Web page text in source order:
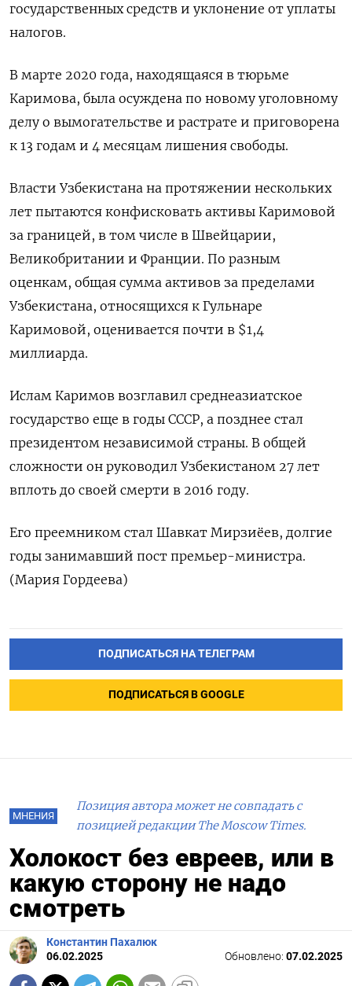
государственных средств и уклонение от уплаты
налогов.
В марте 2020 года, находящаяся в тюрьме
Каримова, была осуждена по новому уголовному
делу о вымогательстве и растрате и приговорена
к 13 годам и 4 месяцам лишения свободы.
Власти Узбекистана на протяжении нескольких
лет пытаются конфисковать активы Каримовой
за границей, в том числе в Швейцарии,
Великобритании и Франции. По разным
оценкам, общая сумма активов за пределами
Узбекистана, относящихся к Гульнаре
Каримовой, оценивается почти в $1,4
миллиарда.
Ислам Каримов возглавил среднеазиатское
государство еще в годы СССР, а позднее стал
президентом независимой страны. В общей
сложности он руководил Узбекистаном 27 лет
вплоть до своей смерти в 2016 году.
Его преемником стал Шавкат Мирзиёев, долгие
годы занимавший пост премьер-министра.
(Мария Гордеева)
ПОДПИСАТЬСЯ НА ТЕЛЕГРАМ
ПОДПИСАТЬСЯ В GOOGLE
МНЕНИЯ
Позиция автора может не совпадать с
позицией редакции The Moscow Times.
Холокост без евреев, или в
какую сторону не надо
смотреть
Константин Пахалюк
06.02.2025
Обновлено: 07.02.2025